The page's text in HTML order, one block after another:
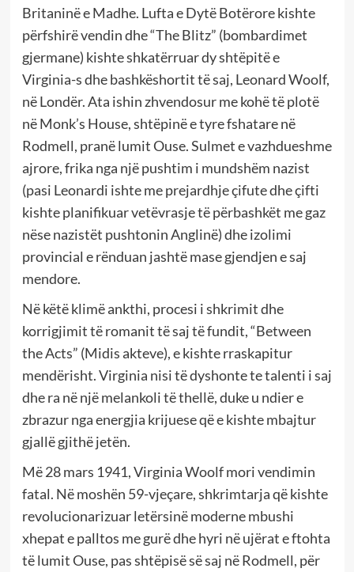
Britaninë e Madhe. Lufta e Dytë Botërore kishte
përfshirë vendin dhe “The Blitz” (bombardimet
gjermane) kishte shkatërruar dy shtëpitë e
Virginia-s dhe bashkëshortit të saj, Leonard Woolf,
në Londër. Ata ishin zhvendosur me kohë të plotë
në Monk’s House, shtëpinë e tyre fshatare në
Rodmell, pranë lumit Ouse. Sulmet e vazhdueshme
ajrore, frika nga një pushtim i mundshëm nazist
(pasi Leonardi ishte me prejardhje çifute dhe çifti
kishte planifikuar vetëvrasje të përbashkët me gaz
nëse nazistët pushtonin Anglinë) dhe izolimi
provincial e rënduan jashtë mase gjendjen e saj
mendore.
Në këtë klimë ankthi, procesi i shkrimit dhe
korrigjimit të romanit të saj të fundit, “Between
the Acts” (Midis akteve), e kishte rraskapitur
mendërisht. Virginia nisi të dyshonte te talenti i saj
dhe ra në një melankoli të thellë, duke u ndier e
zbrazur nga energjia krijuese që e kishte mbajtur
gjallë gjithë jetën.
Më 28 mars 1941, Virginia Woolf mori vendimin
fatal. Në moshën 59-vjeçare, shkrimtarja që kishte
revolucionarizuar letërsinë moderne mbushi
xhepat e palltos me gurë dhe hyri në ujërat e ftohta
të lumit Ouse, pas shtëpisë së saj në Rodmell, për